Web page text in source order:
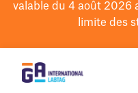
valable du 4 août 2026
limite des